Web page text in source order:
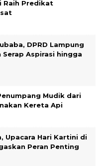
Raih Predikat
DPRD Lampung
Aspirasi hingga
Mudik dari
Kereta Api
Upacara Hari Kartini di
Peran Penting